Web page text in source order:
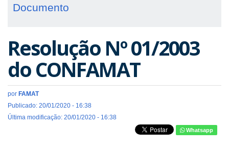
Documento
Resolução Nº 01/2003
do CONFAMAT
por FAMAT
Publicado: 20/01/2020 - 16:38
Última modificação: 20/01/2020 - 16:38
Whatsapp